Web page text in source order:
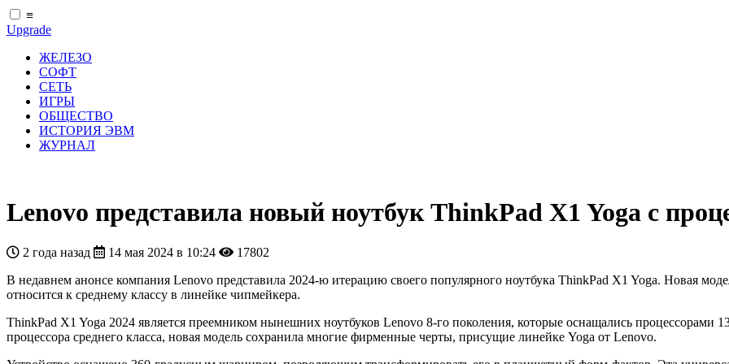
≡
Upgrade
ЖЕЛЕЗО
СОФТ
СЕТЬ
ИГРЫ
ОБЩЕСТВО
ИСТОРИЯ ЭВМ
ЖУРНАЛ
Lenovo представила новый ноутбук ThinkPad X1 Yoga с
2 года назад 14 мая 2024 в 10:24
17802
В недавнем анонсе компания Lenovo представила 2024-ю итерацию своего популярного ноутбука ThinkPad X1 Yoga. Новая
относится к среднему классу в линейке чипмейкера.
ThinkPad X1 Yoga 2024 является преемником нынешних ноутбуков Lenovo 8-го поколения, которые оснащались процессорами
процессора среднего класса, новая модель сохранила многие фирменные черты, присущие линейке Yoga от Lenovo.